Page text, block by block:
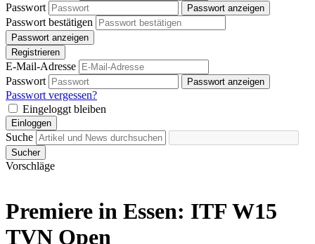
Passwort
Passwort anzeigen
Passwort bestätigen
Passwort anzeigen
Registrieren
E-Mail-Adresse
Passwort
Passwort anzeigen
Passwort vergessen?
Eingeloggt bleiben
Einloggen
Suche
Sucher
Vorschläge
Premiere in Essen: ITF W15
TVN Open